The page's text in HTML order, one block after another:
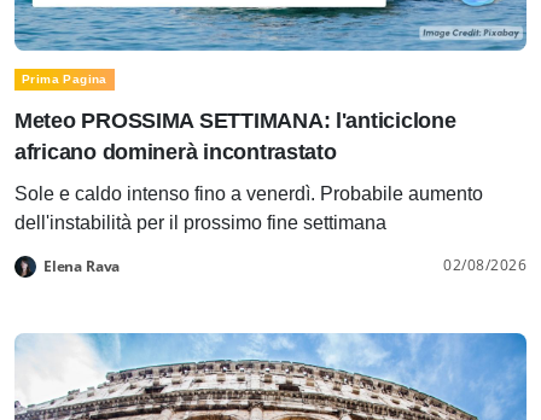
Prima Pagina
Meteo PROSSIMA SETTIMANA: l'anticiclone
africano dominerà incontrastato
Sole e caldo intenso fino a venerdì. Probabile aumento
dell'instabilità per il prossimo fine settimana
Elena Rava 02/08/2026